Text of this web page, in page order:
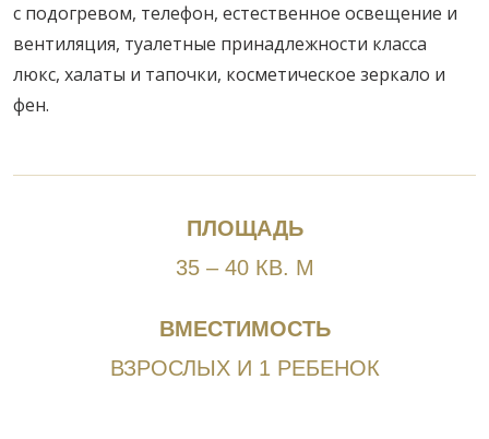
с подогревом, телефон, естественное освещение и
вентиляция, туалетные принадлежности класса
люкс, халаты и тапочки, косметическое зеркало и
фен.
ПЛОЩАДЬ
35 – 40 КВ. М
ВМЕСТИМОСТЬ
ВЗРОСЛЫХ И 1 РЕБЕНОК